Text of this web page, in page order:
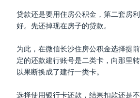
贷款还是要用住房公积金，第二套房
好。先还掉现在房子的贷款。
为此，在微信长沙住房公积金选择提
定的还款建行账号是二类卡，向那里
以果断换成了建行一类卡。
选择使用银行卡还款，结果扣款还是